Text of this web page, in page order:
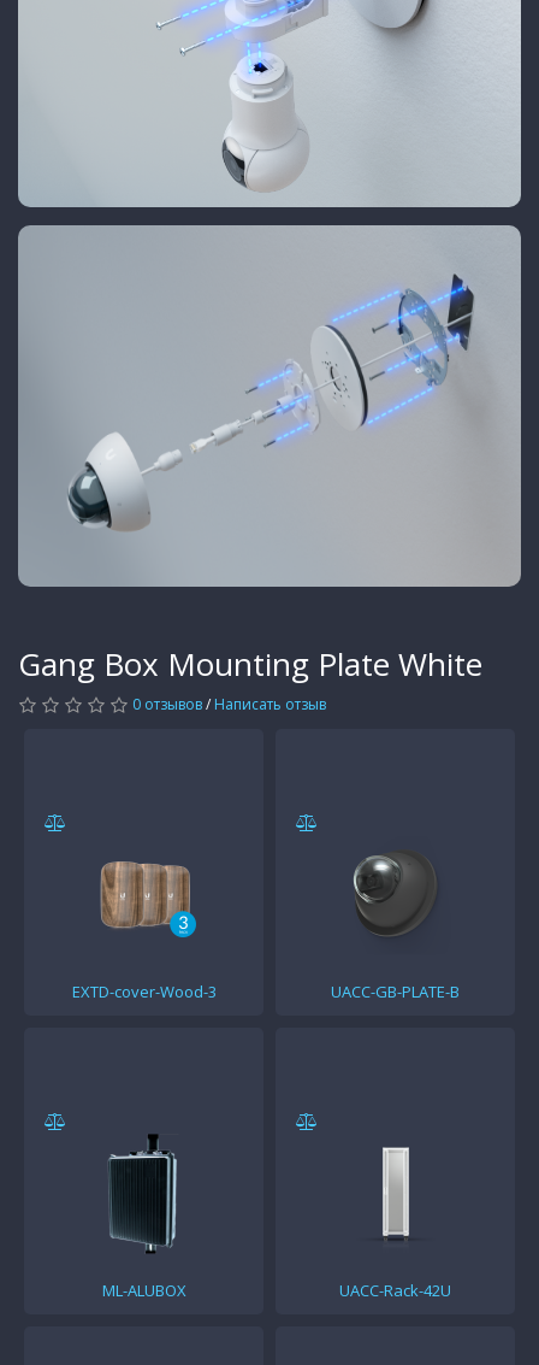
Gang Box Mounting Plate White
0 отзывов/ Написать отзыв
EXTD-cover-Wood-3 UACC-GB-PLATE-B
ML-ALUBOX UACC-Rack-42U